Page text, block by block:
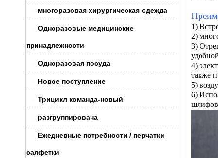
многоразовая хирургическая одежда
Одноразовые медицинские
принадлежности
Одноразовая посуда
Новое поступление
Трицикл команда-новый
разгруппирована
Ежедневные потребности / перчатки
салфетки
1)
2)
3)
4)
также
5)
6)